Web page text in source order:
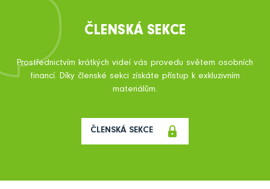
ČLENSKÁ SEKCE
Prostřednictvím krátkých videí vás provedu světem osobních
financí. Díky členské sekci získáte přístup k exkluzivním
materiálům.
ČLENSKÁ SEKCE